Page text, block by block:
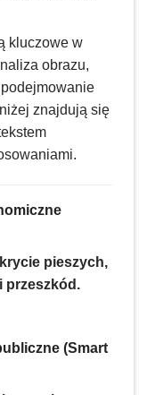
kluczowe w
obrazu,
znajdują się
pieszych,
przeszkód.
(Smart